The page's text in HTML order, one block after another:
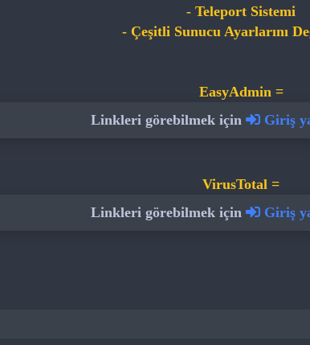
- Teleport Sistemi
- Çeşitli Sunucu Ayarlarını
EasyAdmin =
Linkleri görebilmek için
Giriş
VirusTotal =
Linkleri görebilmek için
Giriş